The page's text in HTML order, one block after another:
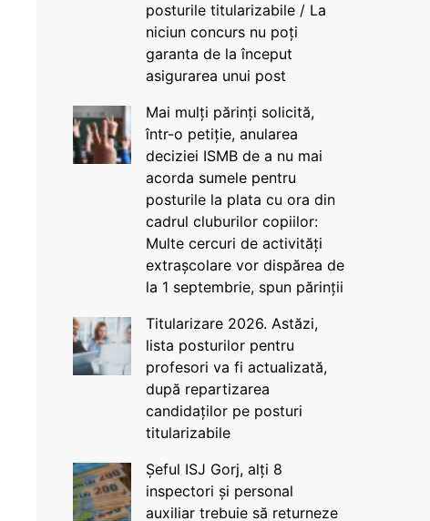
posturile titularizabile / La
niciun concurs nu poți
garanta de la început
asigurarea unui post
Mai mulți părinți solicită,
într-o petiție, anularea
deciziei ISMB de a nu mai
acorda sumele pentru
posturile la plata cu ora din
cadrul cluburilor copiilor:
Multe cercuri de activități
extrașcolare vor dispărea de
la 1 septembrie, spun părinții
Titularizare 2026. Astăzi,
lista posturilor pentru
profesori va fi actualizată,
după repartizarea
candidaților pe posturi
titularizabile
Șeful ISJ Gorj, alți 8
inspectori și personal
auxiliar trebuie să returneze